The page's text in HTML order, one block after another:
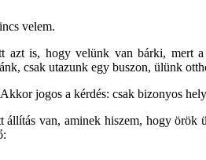
velem.
is, hogy velünk van bárki, mert
csak utazunk egy buszon, ülünk
jogos a kérdés: csak bizonyos
van, aminek hiszem, hogy örök